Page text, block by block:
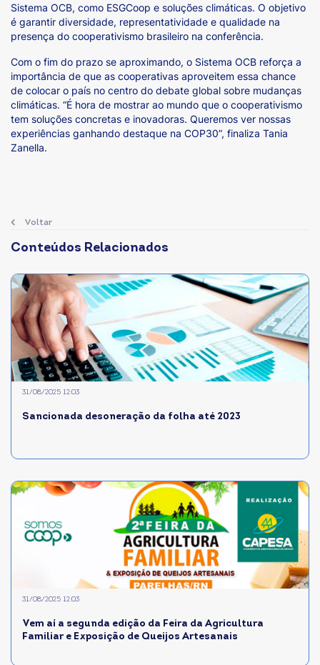
Sistema OCB, como ESGCoop e soluções climáticas. O objetivo
é garantir diversidade, representatividade e qualidade na
presença do cooperativismo brasileiro na conferência.
Com o fim do prazo se aproximando, o Sistema OCB reforça a
importância de que as cooperativas aproveitem essa chance
de colocar o país no centro do debate global sobre mudanças
climáticas. “É hora de mostrar ao mundo que o cooperativismo
tem soluções concretas e inovadoras. Queremos ver nossas
experiências ganhando destaque na COP30”, finaliza Tania
Zanella.
Voltar
Conteúdos Relacionados
Sancionada desoneração da folha até 2023
31/08/2025 12:03
Vem aí a segunda edição da Feira da Agricultura
Familiar e Exposição de Queijos Artesanais
31/08/2025 12:03